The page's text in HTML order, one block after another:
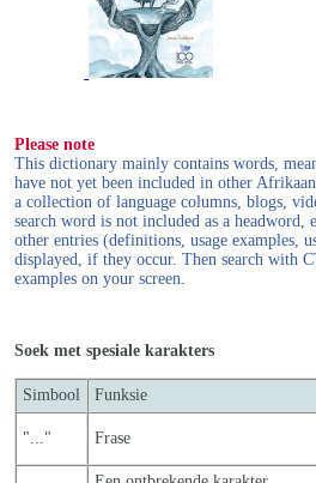
Please note
This dictionary mainly contains words,
have not yet been included in other
a collection of language columns, blogs,
search word is not included as a headword,
other entries (definitions, usage examples,
displayed, if they occur. Then search with
examples on your screen.
Soek met spesiale karakters
Simbool Funksie
"..." Frase